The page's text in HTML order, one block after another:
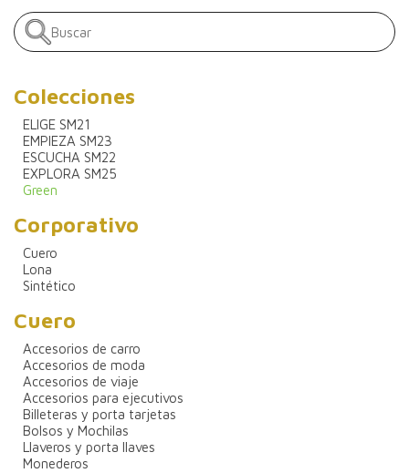
Colecciones
ELIGE SM21
EMPIEZA SM23
ESCUCHA SM22
EXPLORA SM25
Green
Corporativo
Cuero
Lona
Sintético
Cuero
Accesorios de carro
Accesorios de moda
Accesorios de viaje
Accesorios para ejecutivos
Billeteras y porta tarjetas
Bolsos y Mochilas
Llaveros y porta llaves
Monederos